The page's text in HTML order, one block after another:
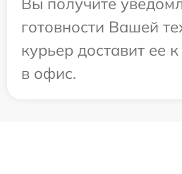
готовности Вашей
курьер доставит ее
в офис.